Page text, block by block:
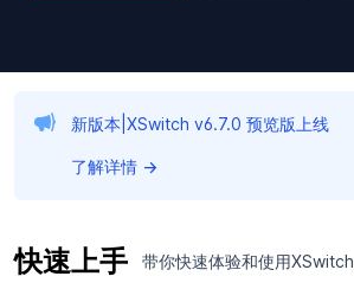
新版本|XSwitch v6.7.0 预览版上线
了解详情 →
快速上手 带你快速体验和使用XSwitch